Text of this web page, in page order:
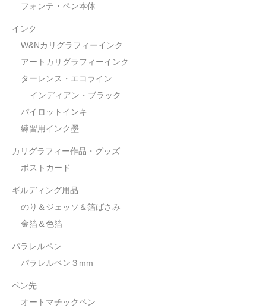
フォンテ・ペン本体
インク
W&Nカリグラフィーインク
アートカリグラフィーインク
ターレンス・エコライン
インディアン・ブラック
パイロットインキ
練習用インク墨
カリグラフィー作品・グッズ
ポストカード
ギルディング用品
のり＆ジェッソ＆箔ばさみ
金箔＆色箔
パラレルペン
パラレルペン３mm
ペン先
オートマチックペン